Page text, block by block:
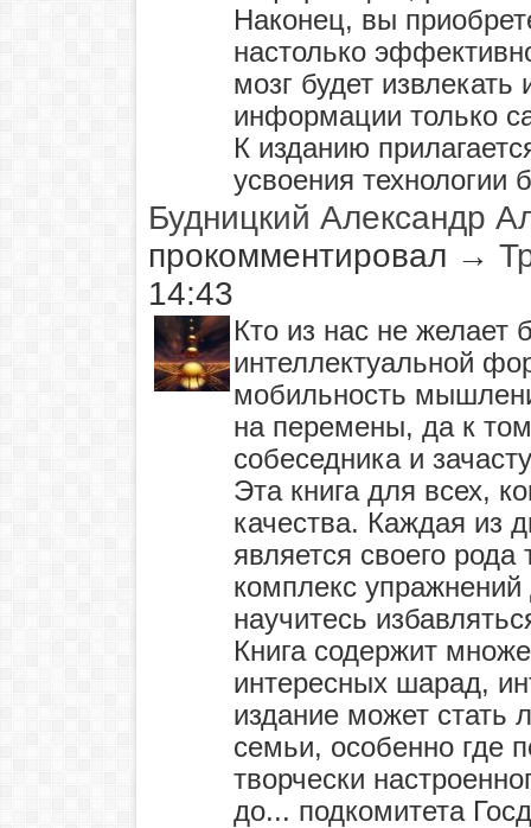
Наконец, вы
настолько
мозг будет
информации только
К изданию
усвоения технологии
Будницкий Александр
прокомментировал →
14:43
Кто из нас не желает
интеллектуальной
мобильность
на перемены, да к
собеседника и
Эта книга для всех,
качества. Каждая из
является своего
комплекс
научитесь
Книга содержит
интересных шарад,
издание может стать
семьи, особенно где
творчески
до... подкомитета